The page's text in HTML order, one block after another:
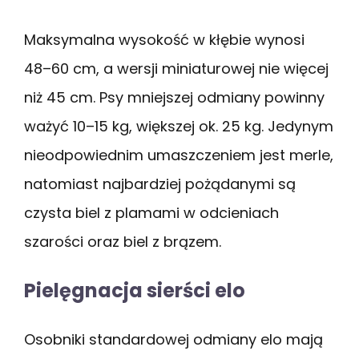
Maksymalna wysokość w kłębie wynosi
48–60 cm, a wersji miniaturowej nie więcej
niż 45 cm. Psy mniejszej odmiany powinny
ważyć 10–15 kg, większej ok. 25 kg. Jedynym
nieodpowiednim umaszczeniem jest merle,
natomiast najbardziej pożądanymi są
czysta biel z plamami w odcieniach
szarości oraz biel z brązem.
Pielęgnacja sierści elo
Osobniki standardowej odmiany elo mają